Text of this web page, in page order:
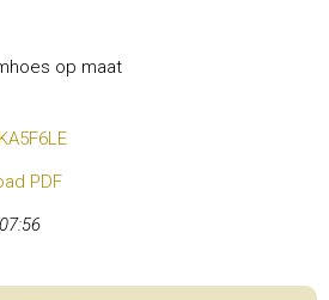
op maat
PDF